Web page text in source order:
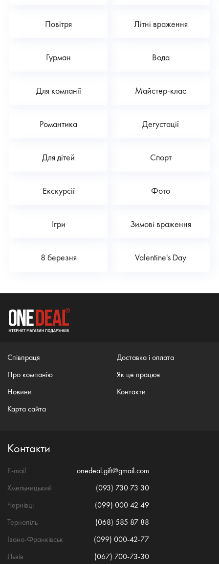
Повітря Літні враження
Гурман Вода
Для компанії Майстер-клас
Романтика Дегустації
Для дітей Спорт
Екскурсії Фото
Ігри Зимові враження
8 березня Valentine's Day
Співпраця
Про компанію
Новини
Карта сайта
Доставка і оплата
Як це працює
Контакти
Контакти
E-mail
onedeal.gift@gmail.com
Хмельницький
(093) 730 73 30
Чернівці
(099) 000 42 49
Тернопіль
(068) 585 87 88
Івано-Франківськ
(099) 000-42-77
Львів
(067) 700-73-30